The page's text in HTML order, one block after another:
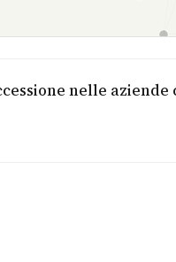
nelle aziende